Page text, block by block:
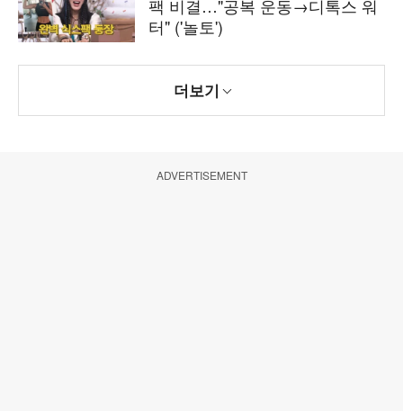
팩 비결…"공복 운동→디톡스 워
터" ('놀토')
더보기
ADVERTISEMENT